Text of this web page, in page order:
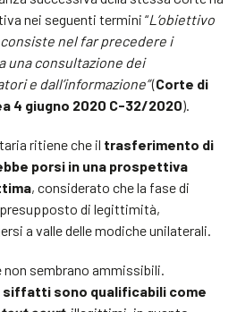
nei seguenti termini “L’obiettivo
nel far precedere i
una consultazione dei
e dall’informazione”(Corte di
4 giugno 2020 C-32/2020).
ritiene che il trasferimento di
porsi in una prospettiva
, considerato che la fase di
di legittimità,
a valle delle modiche unilaterali.
sembrano ammissibili.
sono qualificabili come